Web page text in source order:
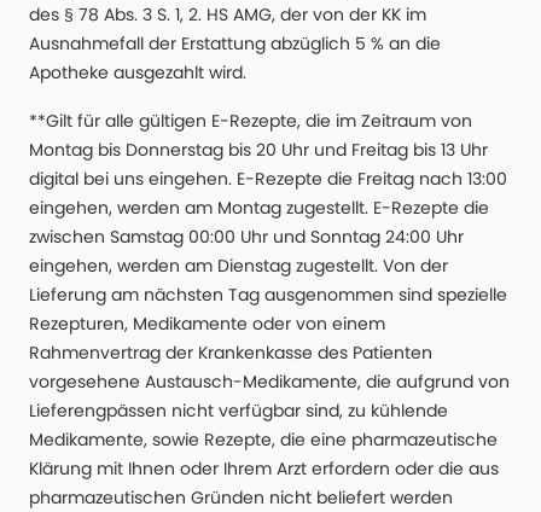
des § 78 Abs. 3 S. 1, 2. HS AMG, der von der KK im
Ausnahmefall der Erstattung abzüglich 5 % an die
Apotheke ausgezahlt wird.
**Gilt für alle gültigen E-Rezepte, die im Zeitraum von
Montag bis Donnerstag bis 20 Uhr und Freitag bis 13 Uhr
digital bei uns eingehen. E-Rezepte die Freitag nach 13:00
eingehen, werden am Montag zugestellt. E-Rezepte die
zwischen Samstag 00:00 Uhr und Sonntag 24:00 Uhr
eingehen, werden am Dienstag zugestellt. Von der
Lieferung am nächsten Tag ausgenommen sind spezielle
Rezepturen, Medikamente oder von einem
Rahmenvertrag der Krankenkasse des Patienten
vorgesehene Austausch-Medikamente, die aufgrund von
Lieferengpässen nicht verfügbar sind, zu kühlende
Medikamente, sowie Rezepte, die eine pharmazeutische
Klärung mit Ihnen oder Ihrem Arzt erfordern oder die aus
pharmazeutischen Gründen nicht beliefert werden